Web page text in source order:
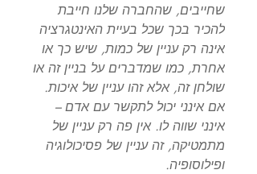
שחייבים, שהחברה שלנו חייבת
להכיר בכך שכל בעיית האינטגרציה
אינה רק עניין של כמות, שיש כך או
אחרת, כמו שמדברים על בניין זה או
שולחן זה, אלא זהו עניין של איכות.
אם אינני יכול לתקשר עם אדם –
אינני שווה לו. אין פה רק עניין של
מתמטיקה, זה עניין של פסיכולוגיה
ופילוסופיה.